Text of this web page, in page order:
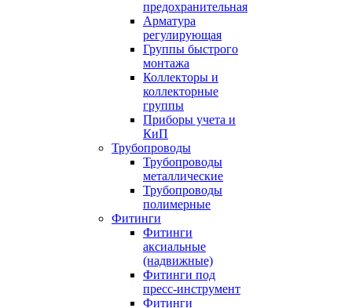
предохранительная
Арматура
регулирующая
Группы быстрого
монтажа
Коллекторы и
коллекторные
группы
Приборы учета и
КиП
Трубопроводы
Трубопроводы
металлические
Трубопроводы
полимерные
Фитинги
Фитинги
аксиальные
(надвижные)
Фитинги под
пресс-инструмент
Фитинги